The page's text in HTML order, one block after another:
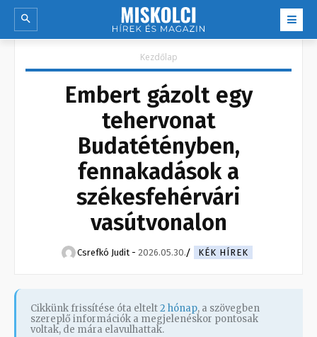
Kezdőlap
Embert gázolt egy
tehervonat
Budatétényben,
fennakadások a
székesfehérvári
vasútvonalon
Csrefkó Judit - 2026.05.30. KÉK HÍREK
Cikkünk frissítése óta eltelt2 hónap, a szövegben
szereplő információk a megjelenéskor pontosak
voltak, de mára elavulhattak.